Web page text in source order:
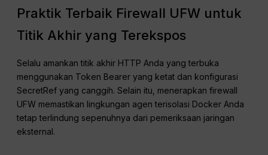
Praktik Terbaik Firewall UFW untuk
Titik Akhir yang Terekspos
Selalu amankan titik akhir HTTP Anda yang terbuka
menggunakan Token Bearer yang ketat dan konfigurasi
SecretRef yang canggih. Selain itu, menerapkan firewall
UFW memastikan lingkungan agen terisolasi Docker Anda
tetap terlindung sepenuhnya dari pemeriksaan jaringan
eksternal.